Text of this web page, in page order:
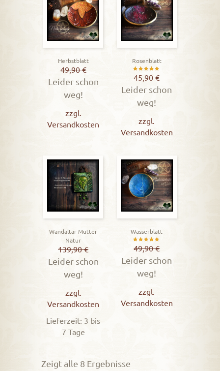
Herbstblatt
49,90€
Leider schon
weg!
zzgl.
Versandkosten
Rosenblatt
Bewertet
mit
5.00
45,90€
Leider schon
weg!
zzgl.
Versandkosten
Wandaltar Mutter
Natur
139,90€
Leider schon
weg!
zzgl.
Versandkosten
Lieferzeit: 3 bis
7 Tage
Wasserblatt
Bewertet
mit
5.00
49,90€
Leider schon
weg!
zzgl.
Versandkosten
Zeigt alle 8 Ergebnisse